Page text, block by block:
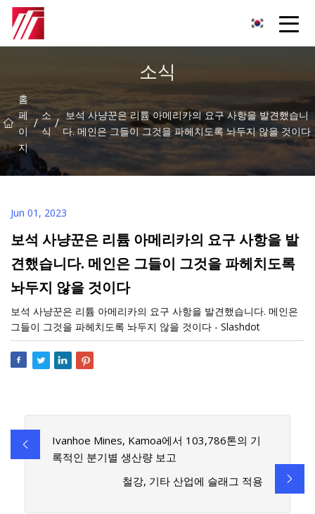
소식
홈
페
이
지
/ 소
식
/ 보석 사냥꾼은 리튬 아메리카의 요구 사항을 발견했습니
다. 메인은 그들이 그것을 파헤치도록 놔두지 않을 것이다
Jun 01, 2023
보석 사냥꾼은 리튬 아메리카의 요구 사항을 발
견했습니다. 메인은 그들이 그것을 파헤치도록
놔두지 않을 것이다
보석 사냥꾼은 리튬 아메리카의 요구 사항을 발견했습니다. 메인은
그들이 그것을 파헤치도록 놔두지 않을 것이다 - Slashdot
Ivanhoe Mines, Kamoa에서 103,786톤의 기
록적인 분기별 생산량 보고
철강, 기타 산업에 슬래그 적용